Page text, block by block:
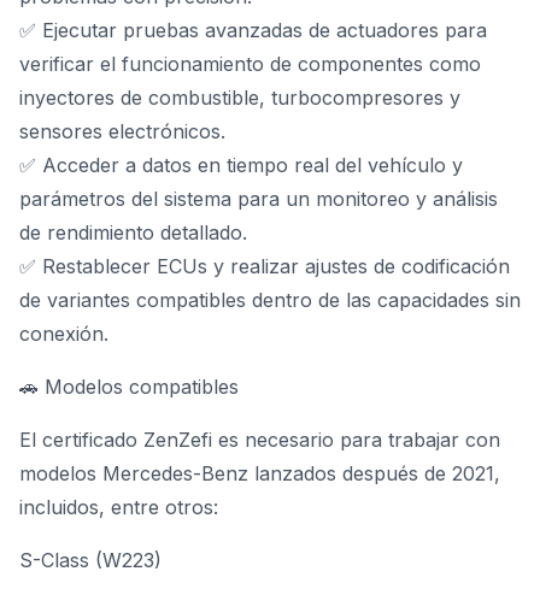
✅ Ejecutar pruebas avanzadas de actuadores para
verificar el funcionamiento de componentes como
inyectores de combustible, turbocompresores y
sensores electrónicos.
✅ Acceder a datos en tiempo real del vehículo y
parámetros del sistema para un monitoreo y análisis
de rendimiento detallado.
✅ Restablecer ECUs y realizar ajustes de codificación
de variantes compatibles dentro de las capacidades sin
conexión.
🚗 Modelos compatibles
El certificado ZenZefi es necesario para trabajar con
modelos Mercedes-Benz lanzados después de 2021,
incluidos, entre otros:
S-Class (W223)